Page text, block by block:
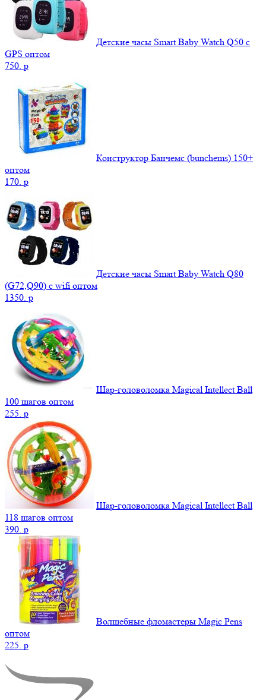
Детские часы Smart Baby Watch Q50 c
GPS оптом
750. p
Конструктор Банчемс (bunchems) 150+
оптом
170. p
Детские часы Smart Baby Watch Q80
(G72,Q90) с wifi оптом
1350. p
Шар-головоломка Magical Intellect Ball
100 шагов оптом
255. p
Шар-головоломка Magical Intellect Ball
118 шагов оптом
390. p
Волшебные фломастеры Magic Pens
оптом
225. p